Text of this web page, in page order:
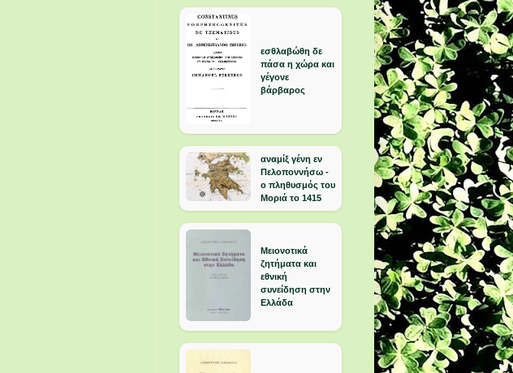
εσθλαβώθη δε
πάσα η χώρα και
γέγονε
βάρβαρος
αναμίξ γένη εν
Πελοποννήσω -
ο πληθυσμός του
Μοριά το 1415
Μειονοτικά
ζητήματα και
εθνική
συνείδηση στην
Ελλάδα